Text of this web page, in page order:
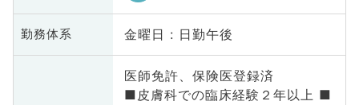
勤務体系 金曜日 : 日勤午後
医師免許、保険医登録済
■皮膚科での臨床経験２年以上 ■